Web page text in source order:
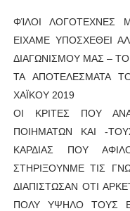
ΦΊΛΟΙ ΛΟΓΟΤΕΧΝΕΣ
ΕΙΧΑΜΕ ΥΠΟΣΧΕΘΕΙ
ΔΙΑΓΩΝΙΣΜΟΥ ΜΑΣ –
ΤΑ ΑΠΟΤΕΛΕΣΜΑΤΑ
ΧΑΪΚΟΥ 2019
ΟΙ ΚΡΙΤΕΣ ΠΟΥ
ΠΟΙΗΜΑΤΩΝ ΚΑΙ -
ΚΑΡΔΙΑΣ ΠΟΥ
ΣΤΗΡΙΞΟΥΝΜΕ ΤΙΣ
ΔΙΑΠΙΣΤΩΣΑΝ ΟΤΙ
ΠΟΛΥ ΥΨΗΛΟ ΤΟΥΣ